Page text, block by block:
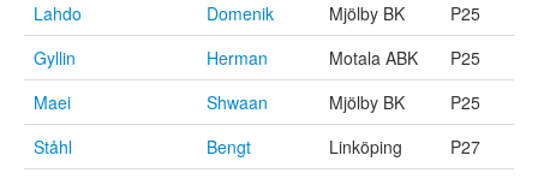
Lahdo
Domenik Mjölby BK
P25
Gyllin
Herman Motala ABK
P25
Maei
Shwaan Mjölby BK
P25
Ståhl
Bengt Linköping
P27